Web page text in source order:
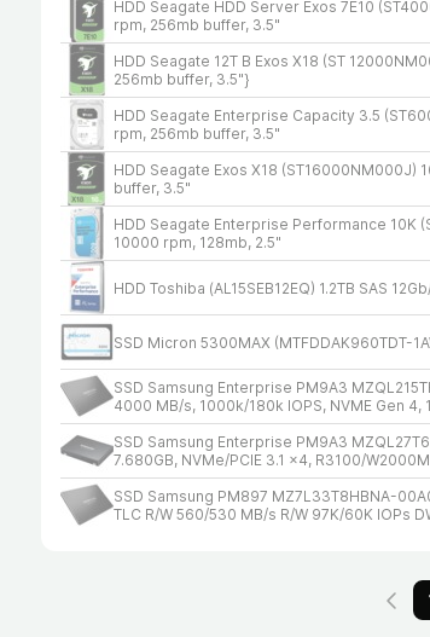
HDD Seagate HDD Server Exos 7E10
rpm, 256mb buffer, 3.5"
HDD Seagate 12T B Exos X18 (ST
256mb buffer, 3.5"}
HDD Seagate Enterprise Capacity 3.5
rpm, 256mb buffer, 3.5"
HDD Seagate Exos X18 (ST16000NM000J)
buffer, 3.5"
HDD Seagate Enterprise Performance 10K
10000 rpm, 128mb, 2.5"
HDD Toshiba (AL15SEB12EQ) 1.2TB SAS
SSD Micron 5300MAX (MTFDDAK960TDT-
SSD Samsung Enterprise PM9A3
4000 MB/​s, 1000k/​180k IOPS, NVME Gen 4,
SSD Samsung Enterprise PM9A3
7.680GB, NVMe/​PCIE 3.1 x4, R3100/​
SSD Samsung PM897 MZ7L33T8HBNA-
TLC R/​W 560/​530 MB/​s R/​W 97K/​60K IOPs